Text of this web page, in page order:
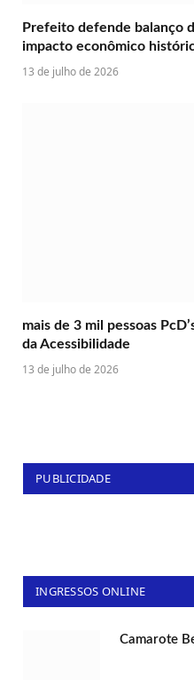
Prefeito defende balanço
impacto econômico
13 de julho de 2026
mais de 3 mil pessoas
da Acessibilidade
13 de julho de 2026
PUBLICIDADE
INGRESSOS ONLINE
Camarote